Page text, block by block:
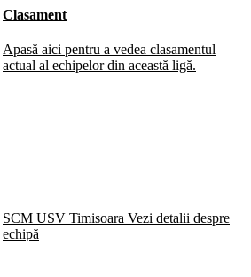
Clasament
Apasă aici pentru a vedea clasamentul
actual al echipelor din această ligă.
SCM USV Timisoara Vezi detalii despre
echipă